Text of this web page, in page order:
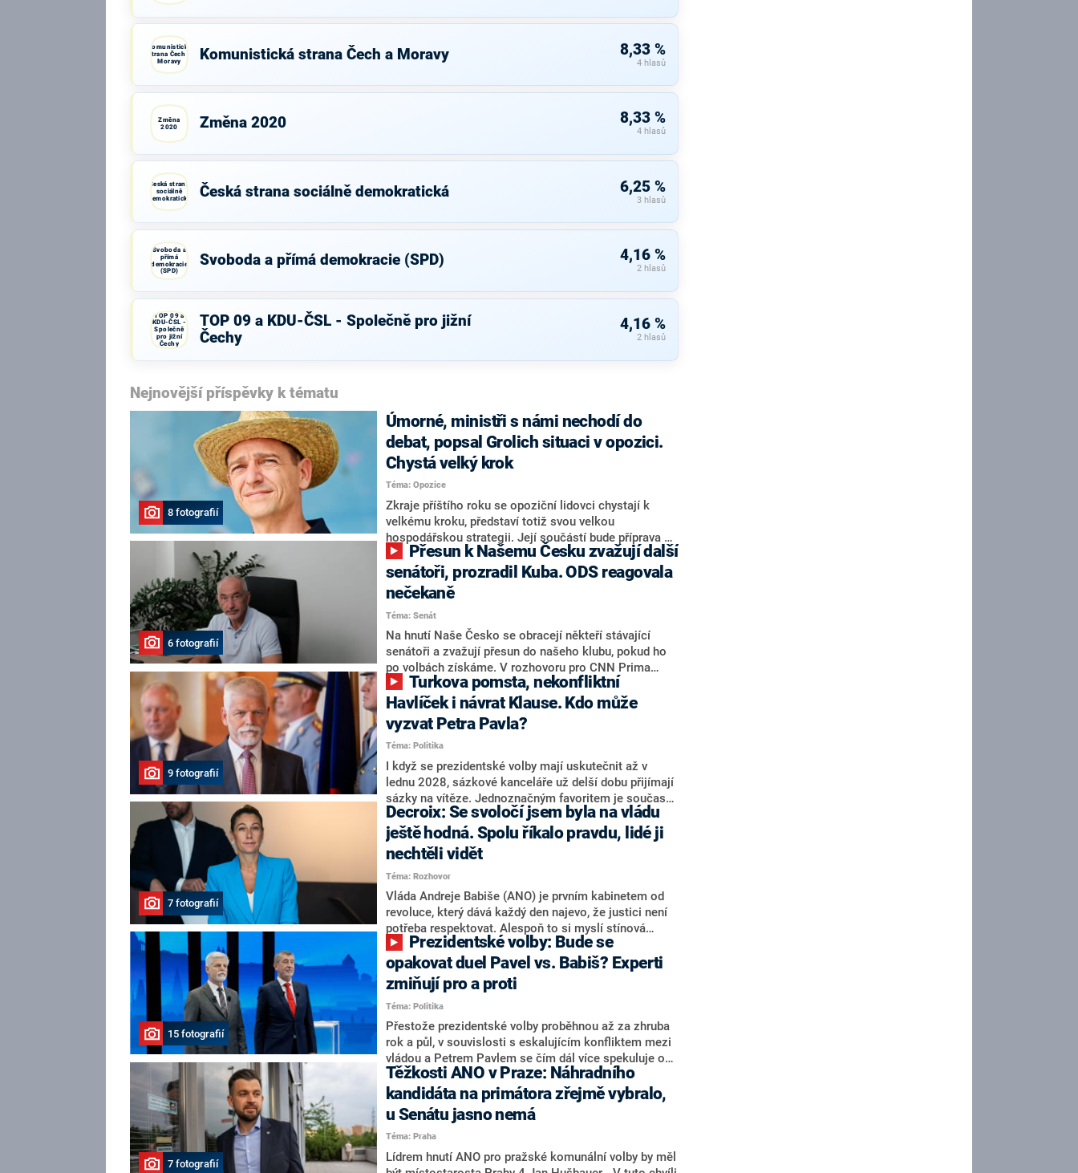
Komunistická
strana Čech a
Moravy
Komunistická strana Čech a Moravy 8,33 %
4 hlasů
Změna
2020
Změna 2020 8,33 %
4 hlasů
Česká strana
sociálně
demokratická
Česká strana sociálně demokratická 6,25 %
3 hlasů
Svoboda a
přímá
demokracie
(SPD)
Svoboda a přímá demokracie (SPD) 4,16 %
2 hlasů
TOP 09 a
KDU-ČSL -
Společně
pro jižní
Čechy
TOP 09 a KDU-ČSL - Společně pro jižní
Čechy
4,16 %
2 hlasů
Nejnovější příspěvky k tématu
8 fotografií
Úmorné, ministři s námi nechodí do
debat, popsal Grolich situaci v opozici.
Chystá velký krok
Téma: Opozice
Zkraje příštího roku se opoziční lidovci chystají k
velkému kroku, představí totiž svou velkou
hospodářskou strategii. Její součástí bude příprava na
stárnutí populace, řekl ve středu na setkání s novináři
nový předseda lidovců Jan Grolich. Ten zároveň v
senátních volbách kandiduje ve Vyškově. Popsal i
aktivitu opozice, o níž vládní strany nebo političtí
komentátoři mluví jako o slabé a v defenzivě. „Je to
úmorná práce upozorňovat na chyby vlády. Ministři s
námi navíc nechodí do debat. Chceme ale ukazovat
svoje témata,“ odpověděl Grolich na dotaz CNN Prima
NEWS.
6 fotografií
senátoři, prozradil Kuba. ODS reagovala
nečekaně
Téma: Senát
Na hnutí Naše Česko se obracejí někteří stávající
senátoři a zvažují přesun do našeho klubu, pokud ho
po volbách získáme. V rozhovoru pro CNN Prima
NEWS to řekl zakladatel hnutí a jihočeský hejtman
Martin Kuba. Konkrétní nebyl, ale získat by takto mohl
například senátora Zdeňka Hrabu, který je dnes
součástí klubu ODS a TOP 09. Hraba to na dotaz
redakce nevyloučil. Předseda klubu senátorů ODS
Zdeněk Nytra redakci řekl, že počítá s odchodem
některých senátorů z klubu a že Naše Česko není
nepřítel, ale soupeř.
9 fotografií
Havlíček i návrat Klause. Kdo může
vyzvat Petra Pavla?
Téma: Politika
I když se prezidentské volby mají uskutečnit až v
lednu 2028, sázkové kanceláře už delší dobu přijímají
sázky na vítěze. Jednoznačným favoritem je současná
hlava státu Petr Pavel. Daleko za ním pak bookmakeři
zmiňují dva výrazné politiky ANO, tedy premiéra
Andreje Babiše a ministra průmyslu Karla Havlíčka.
Oblíbeným tipem samotných sázkařů je poslanec za
Motoristy Filip Turek. Politolog Jan Kubáček nicméně
o případné kandidatuře kohokoliv ze zmíněné trojice
značně pochybuje. Podle něj současná koalice dosud
nemá osobu, která by Pavlovi mohla konkurovat.
7 fotografií
Decroix: Se svoločí jsem byla na vládu
ještě hodná. Spolu říkalo pravdu, lidé ji
nechtěli vidět
Téma: Rozhovor
Vláda Andreje Babiše (ANO) je prvním kabinetem od
revoluce, který dává každý den najevo, že justici není
potřeba respektovat. Alespoň to si myslí stínová
ministryně spravedlnosti ODS Eva Decroix. V
rozhovoru pro CNN Prima NEWS si nebrala servítky
ohledně politického výkonu svého nástupce Jeronýma
Tejce (za ANO) či vládní zmocněnkyně pro lidská
práva Taťány Malé (ANO). Označením „svoloč“ na
adresu vlády prý byla ještě hodná. Decroix se také
vrátila k volební porážce koalice Spolu či promluvila o
hnutí Naše Česko Martina Kuby.
15 fotografií
opakovat duel Pavel vs. Babiš? Experti
zmiňují pro a proti
Téma: Politika
Přestože prezidentské volby proběhnou až za zhruba
rok a půl, v souvislosti s eskalujícím konfliktem mezi
vládou a Petrem Pavlem se čím dál více spekuluje o
tom, koho by do bitvy o Hrad mohla vyslat současná
koalice. Někteří političtí komentátoři znovu vytahují
jméno premiéra Andreje Babiše (ANO). Jak moc je
pravděpodobné, že se v prezidentských volbách 2028
bude znovu opakovat souboj z roku 2023?
7 fotografií
Těžkosti ANO v Praze: Náhradního
kandidáta na primátora zřejmě vybralo,
u Senátu jasno nemá
Téma: Praha
Lídrem hnutí ANO pro pražské komunální volby by měl